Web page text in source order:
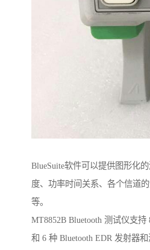
BlueSuite软件可以提供图形化
度、功率时间关系、各个信道
等。
MT8852B Bluetooth 测试仪支
和 6 种 Bluetooth EDR 发射器